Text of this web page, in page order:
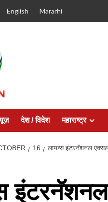
English Mararhi
देश / विदेश महाराष्ट्र
16 लायन्स इंटरनॅशनल